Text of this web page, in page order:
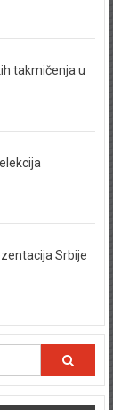
takmičenja u
Srbije